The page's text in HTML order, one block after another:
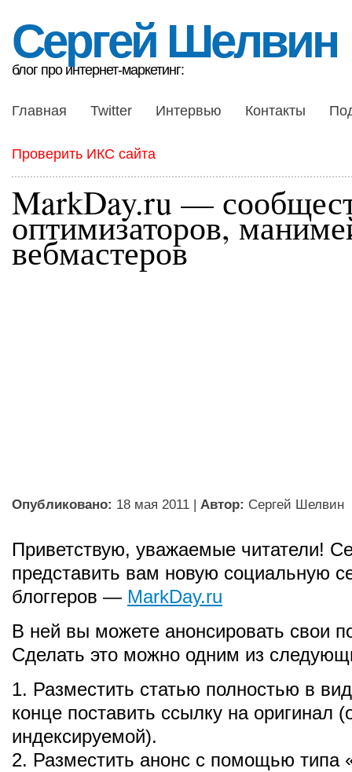
Сергей Шелвин
блог про интернет-маркетинг:
Главная Twitter Интервью Контакты
Проверить ИКС сайта
MarkDay.ru —
оптимизаторов,
вебмастеров
Опубликовано: 18 мая 2011 | Автор: Сергей Шелвин
Приветствую, уважаемые читатели!
представить вам новую социальную
блоггеров — MarkDay.ru
В ней вы можете анонсировать свои
Сделать это можно одним из
1. Разместить статью полностью в
конце поставить ссылку на оригинал
индексируемой).
2. Разместить анонс с помощью типа